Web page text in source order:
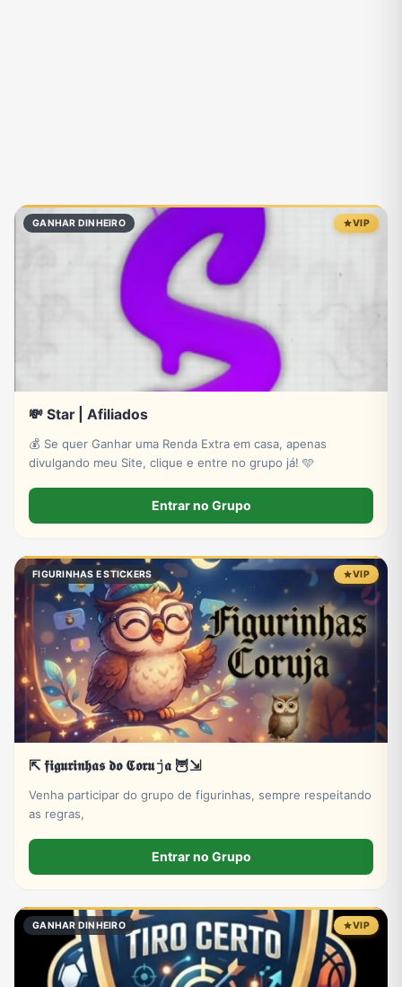
GANHAR DINHEIRO VIP
💸 Star | Afiliados
💰 Se quer Ganhar uma Renda Extra em casa, apenas
divulgando meu Site, clique e entre no grupo já! 🩵
Entrar no Grupo
FIGURINHAS E STICKERS VIP
⇱ 𝖋𝖎𝖌𝖚𝖗𝖎𝖓𝖍𝖆𝖘 𝖉𝖔 𝕮𝖔𝖗𝖚𝚓𝖆 🦉⇲
Venha participar do grupo de figurinhas, sempre respeitando
as regras,
Entrar no Grupo
GANHAR DINHEIRO VIP